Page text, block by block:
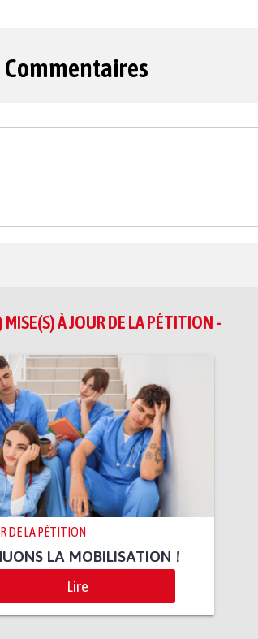
Commentaires
MISE(S) À JOUR DE LA PÉTITION -
DE LA PÉTITION
LA MOBILISATION !
Lire